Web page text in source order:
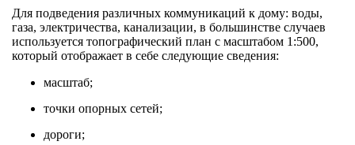
Для подведения различных коммуникаций к дому: воды,
газа, электричества, канализации, в большинстве случаев
используется топографический план с масштабом 1:500,
который отображает в себе следующие сведения:
масштаб;
точки опорных сетей;
дороги;